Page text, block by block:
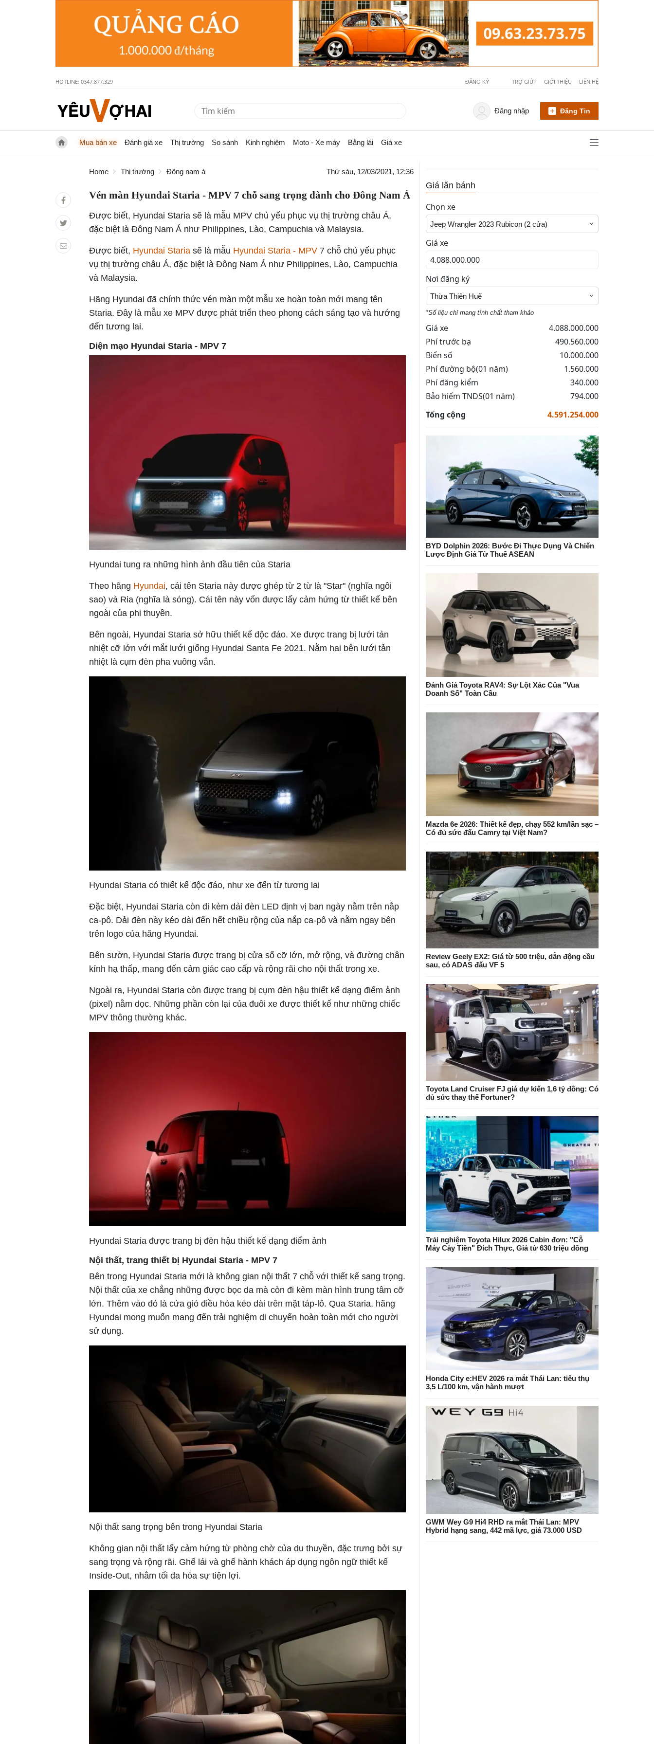
HOTLINE: 0347.877.329 ĐĂNG KÝ TRỢ GIÚP GIỚI THIỆU LIÊN HỆ
Đăng nhập Đăng Tin
Mua bán xe Đánh giá xe Thị trường So sánh Kinh nghiệm Moto - Xe máy Bằng lái Giá xe
Home Thị trường Đông nam á Thứ sáu, 12/03/2021, 12:36
Vén màn Hyundai Staria - MPV 7 chỗ sang trọng dành cho Đông Nam Á
Được biết, Hyundai Staria sẽ là mẫu MPV chủ yếu phục vụ thị trường châu Á,
đặc biệt là Đông Nam Á như Philippines, Lào, Campuchia và Malaysia.
Được biết, Hyundai Staria sẽ là mẫu Hyundai Staria - MPV 7 chỗ chủ yếu phục
vụ thị trường châu Á, đặc biệt là Đông Nam Á như Philippines, Lào, Campuchia
và Malaysia.
Hãng Hyundai đã chính thức vén màn một mẫu xe hoàn toàn mới mang tên
Staria. Đây là mẫu xe MPV được phát triển theo phong cách sáng tạo và hướng
đến tương lai.
Diện mạo Hyundai Staria - MPV 7
Hyundai tung ra những hình ảnh đầu tiên của Staria
Theo hãng Hyundai, cái tên Staria này được ghép từ 2 từ là "Star" (nghĩa ngôi
sao) và Ria (nghĩa là sóng). Cái tên này vốn được lấy cảm hứng từ thiết kế bên
ngoài của phi thuyền.
Bên ngoài, Hyundai Staria sở hữu thiết kế độc đáo. Xe được trang bị lưới tản
nhiệt cỡ lớn với mắt lưới giống Hyundai Santa Fe 2021. Nằm hai bên lưới tản
nhiệt là cụm đèn pha vuông vắn.
Hyundai Staria có thiết kế độc đáo, như xe đến từ tương lai
Đặc biệt, Hyundai Staria còn đi kèm dải đèn LED định vị ban ngày nằm trên nắp
ca-pô. Dải đèn này kéo dài đến hết chiều rộng của nắp ca-pô và nằm ngay bên
trên logo của hãng Hyundai.
Bên sườn, Hyundai Staria được trang bị cửa sổ cỡ lớn, mở rộng, và đường chân
kính hạ thấp, mang đến cảm giác cao cấp và rộng rãi cho nội thất trong xe.
Ngoài ra, Hyundai Staria còn được trang bị cụm đèn hậu thiết kế dạng điểm ảnh
(pixel) nằm dọc. Những phần còn lại của đuôi xe được thiết kế như những chiếc
MPV thông thường khác.
Hyundai Staria được trang bị đèn hậu thiết kế dạng điểm ảnh
Nội thất, trang thiết bị Hyundai Staria - MPV 7
Bên trong Hyundai Staria mới là không gian nội thất 7 chỗ với thiết kế sang trọng.
Nội thất của xe chẳng những được bọc da mà còn đi kèm màn hình trung tâm cỡ
lớn. Thêm vào đó là cửa gió điều hòa kéo dài trên mặt táp-lô. Qua Staria, hãng
Hyundai mong muốn mang đến trải nghiệm di chuyển hoàn toàn mới cho người
sử dụng.
Nội thất sang trọng bên trong Hyundai Staria
Không gian nội thất lấy cảm hứng từ phòng chờ của du thuyền, đặc trưng bởi sự
sang trọng và rộng rãi. Ghế lái và ghế hành khách áp dụng ngôn ngữ thiết kế
Inside-Out, nhằm tối đa hóa sự tiện lợi.
Giá lăn bánh
Chọn xe
Jeep Wrangler 2023 Rubicon (2 cửa)
Giá xe
Nơi đăng ký
Thừa Thiên Huế
*Số liệu chỉ mang tính chất tham khảo
Giá xe
4.088.000.000
Phí trước bạ
490.560.000
Biển số
10.000.000
Phí đường bộ(01 năm)
1.560.000
Phí đăng kiểm
340.000
Bảo hiểm TNDS(01 năm)
794.000
Tổng cộng
4.591.254.000
BYD Dolphin 2026: Bước Đi Thực Dụng Và Chiến
Lược Định Giá Từ Thuế ASEAN
Đánh Giá Toyota RAV4: Sự Lột Xác Của "Vua
Doanh Số" Toàn Cầu
Mazda 6e 2026: Thiết kế đẹp, chạy 552 km/lần sạc –
Có đủ sức đấu Camry tại Việt Nam?
Review Geely EX2: Giá từ 500 triệu, dẫn động cầu
sau, có ADAS đấu VF 5
Toyota Land Cruiser FJ giá dự kiến 1,6 tỷ đồng: Có
đủ sức thay thế Fortuner?
Trải nghiệm Toyota Hilux 2026 Cabin đơn: "Cỗ
Máy Cày Tiền" Đích Thực, Giá từ 630 triệu đồng
Honda City e:HEV 2026 ra mắt Thái Lan: tiêu thụ
3,5 L/100 km, vận hành mượt
GWM Wey G9 Hi4 RHD ra mắt Thái Lan: MPV
Hybrid hạng sang, 442 mã lực, giá 73.000 USD